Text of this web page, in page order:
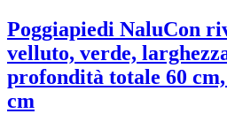
Poggiapiedi NaluCon
velluto, verde,
profondità totale 60
cm